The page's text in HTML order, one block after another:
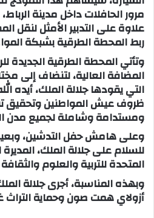
مرور الحافلات داخل مدينة
علاوة على التدبير الأمثل لنقل
ربط المحطة الطرقية بشبكة
وتأتي المحطة الطرقية الجديدة
المضافة العالية، لتنضاف إلى
التي يقودها جلالة الملك، أيده
ظروف عيش المواطنين وتحقيق
ومستدامة وشاملة لجميع مدن
وعلى هامش حفل التدشين،
للسلام على جلالة الملك،
المتحدة للتربية والعلوم
وبهذه المناسبة، أجرى جلالة
أزولاي همت صون وحماية التراث